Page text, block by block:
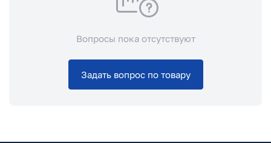
Вопросы пока отсутствуют
Задать вопрос по товару